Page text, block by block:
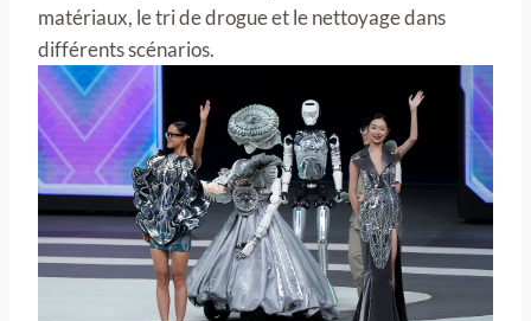
matériaux, le tri de drogue et le nettoyage dans
différents scénarios.